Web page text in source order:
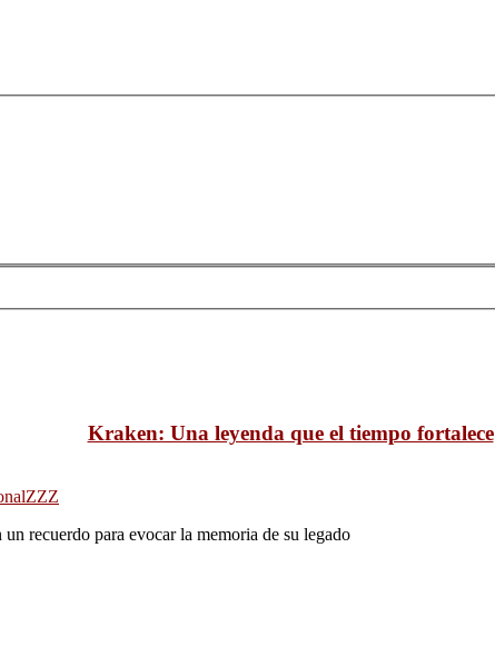
Kraken: Una leyenda que el tiempo fortalece
ZZZ
recuerdo para evocar la memoria de su legado